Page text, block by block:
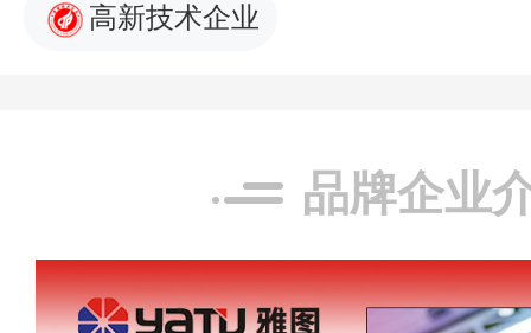
高新技术企业
品牌企业